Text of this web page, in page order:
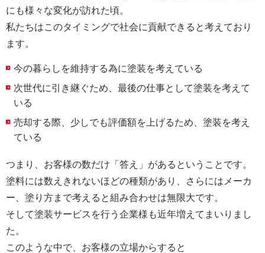
にも様々な変化が訪れた頃。
私たちはこのタイミングで社会に貢献できると考えており
ます。
今の暮らしを維持する為に塗装を考えている
次世代に引き継ぐため、最後の仕事として塗装を考えて
いる
売却する際、少しでも評価額を上げるため、塗装を考え
ている
つまり、お客様の数だけ「答え」があるということです。
塗料には数えきれないほどの種類があり、さらにはメーカ
ー、塗り方まで考えると組み合わせは無限大です。
そして塗装サービスを行う企業様も近年増えてまいりまし
た。
このような中で、お客様の立場からすると